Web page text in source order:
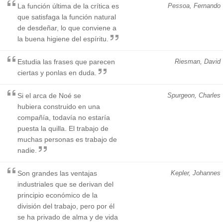
Pessoa, Fernando
La función última de la crítica es
que satisfaga la función natural
de desdeñar, lo que conviene a
la buena higiene del espíritu.
Riesman, David
Estudia las frases que parecen
ciertas y ponlas en duda.
Spurgeon, Charles
Si el arca de Noé se
hubiera construido en una
compañía, todavía no estaría
puesta la quilla. El trabajo de
muchas personas es trabajo de
nadie.
Kepler, Johannes
Son grandes las ventajas
industriales que se derivan del
principio económico de la
división del trabajo, pero por él
se ha privado de alma y de vida